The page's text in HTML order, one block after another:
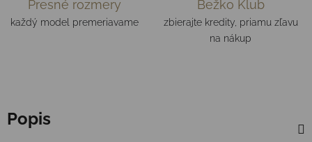
Presné rozmery
každý model premeriavame
Bežko Klub
zbierajte kredity, priamu zľavu
na nákup
Popis